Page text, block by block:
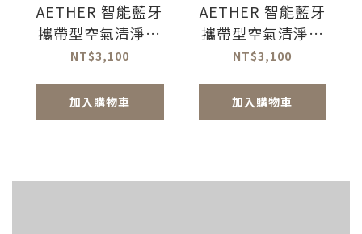
AETHER 智能藍牙
攜帶型空氣清淨機
｜ 消光黑 適用3~5
NT$3,100
加入購物車
AETHER 智能藍牙
攜帶型空氣清淨機
｜ 珍珠白 適用3~5
NT$3,100
加入購物車